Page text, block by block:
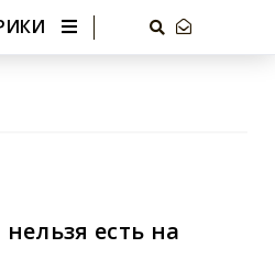
есть на